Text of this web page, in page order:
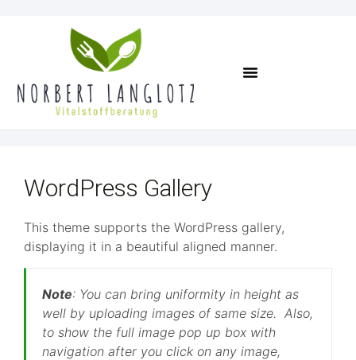
WordPress Gallery
This theme supports the WordPress gallery,
displaying it in a beautiful aligned manner.
Note: You can bring uniformity in height as
well by uploading images of same size. Also,
to show the full image pop up box with
navigation after you click on any image,